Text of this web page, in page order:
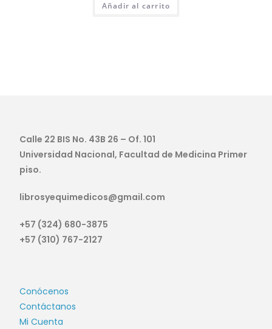
Añadir al carrito
Calle 22 BIS No. 43B 26 – Of. 101
Universidad Nacional, Facultad de Medicina Primer
piso.
librosyequimedicos@gmail.com
+57 (324) 680-3875
+57 (310) 767-2127
Conócenos
Contáctanos
Mi Cuenta